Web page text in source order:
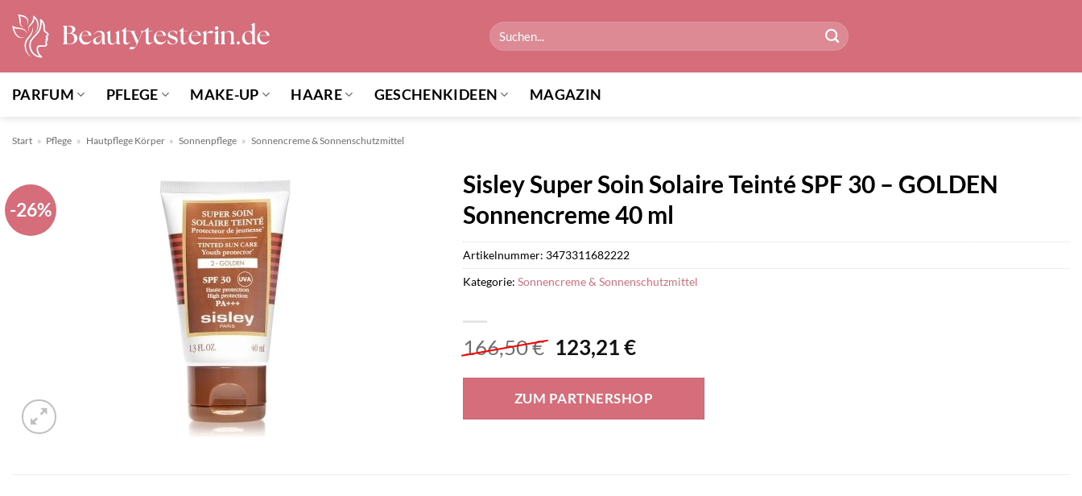
Inhalt
springen
Suchen
nach:
PARFUM PFLEGE MAKE-UP HAARE GESCHENKIDEEN MAGAZIN
Start » Pflege » Hautpflege Körper » Sonnenpflege » Sonnencreme & Sonnenschutzmittel
-26%
Sisley Super Soin Solaire Teinté SPF 30 – GOLDEN
Sonnencreme 40 ml
166,50€ Ursprünglicher
war:
166,50 €
123,21€Aktueller
ist:
123,21 €.
ZUM PARTNERSHOP
Artikelnummer: 3473311682222
Kategorie: Sonnencreme & Sonnenschutzmittel